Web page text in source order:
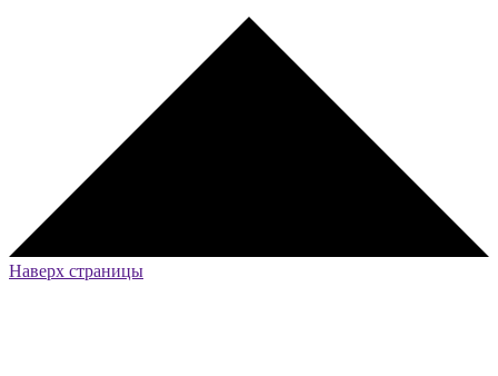
Наверх страницы